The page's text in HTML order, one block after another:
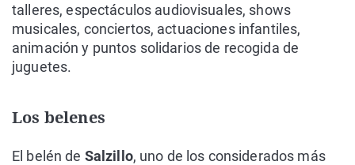
talleres, espectáculos audiovisuales, shows
musicales, conciertos, actuaciones infantiles,
animación y puntos solidarios de recogida de
juguetes.
Los belenes
El belén de Salzillo, uno de los considerados más